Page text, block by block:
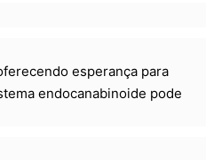
esperança para
endocanabinoide pode